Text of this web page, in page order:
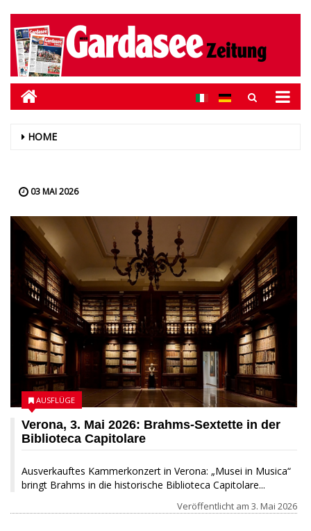
HOME
03 MAI 2026
Verona, 3. Mai 2026: Brahms-Sextette in der
Biblioteca Capitolare
Ausverkauftes Kammerkonzert in Verona: „Musei in Musica“
bringt Brahms in die historische Biblioteca Capitolare...
AUSFLÜGE
Veröffentlicht am 3. Mai 2026